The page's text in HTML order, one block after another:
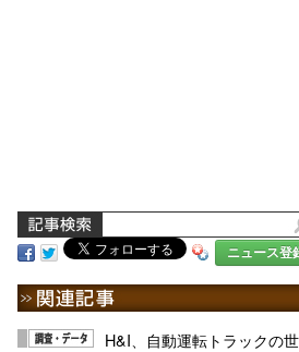
ニュース登
H&I、自動運転トラックの